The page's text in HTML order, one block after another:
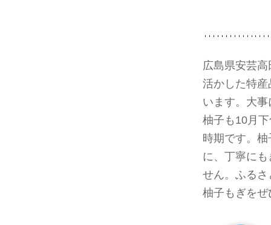
広島県安芸
活かした特
います。大
柚子も10月
時期です。
に、丁寧に
せん。ふる
柚子もぎを